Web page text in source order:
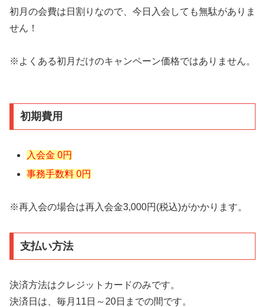
初月の会費は日割りなので、今日入会しても無駄がありま
せん！
※よくある初月だけのキャンペーン価格ではありません。
初期費用
入会金 0円
事務手数料 0円
※再入会の場合は再入会金3,000円(税込)がかかります。
支払い方法
決済方法はクレジットカードのみです。
決済日は、毎月11日～20日までの間です。